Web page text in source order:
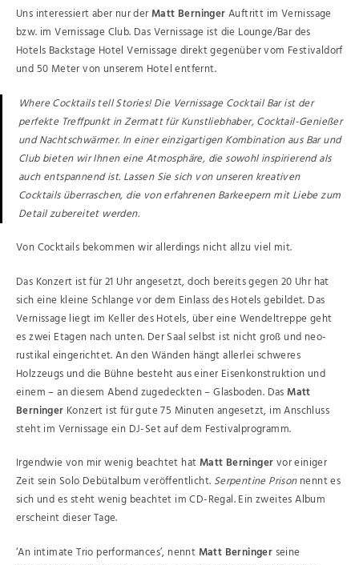
Uns interessiert aber nur derMatt BerningerAuftritt im Vernissage
bzw. im Vernissage Club. Das Vernissage ist die Lounge/Bar des
Hotels Backstage Hotel Vernissage direkt gegenüber vom Festivaldorf
und 50 Meter von unserem Hotel entfernt.
Where Cocktails tell Stories! Die Vernissage Cocktail Bar ist der
perfekte Treffpunkt in Zermatt für Kunstliebhaber, Cocktail-Genießer
und Nachtschwärmer. In einer einzigartigen Kombination aus Bar und
Club bieten wir Ihnen eine Atmosphäre, die sowohl inspirierend als
auch entspannend ist. Lassen Sie sich von unseren kreativen
Cocktails überraschen, die von erfahrenen Barkeepern mit Liebe zum
Detail zubereitet werden.
Von Cocktails bekommen wir allerdings nicht allzu viel mit.
Das Konzert ist für 21 Uhr angesetzt, doch bereits gegen 20 Uhr hat
sich eine kleine Schlange vor dem Einlass des Hotels gebildet. Das
Vernissage liegt im Keller des Hotels, über eine Wendeltreppe geht
es zwei Etagen nach unten. Der Saal selbst ist nicht groß und neo-
rustikal eingerichtet. An den Wänden hängt allerlei schweres
Holzzeugs und die Bühne besteht aus einer Eisenkonstruktion und
einem – an diesem Abend zugedeckten – Glasboden. DasMatt
Berninger Konzert ist für gute 75 Minuten angesetzt, im Anschluss
steht im Vernissage ein DJ-Set auf dem Festivalprogramm.
Irgendwie von mir wenig beachtet hatMatt Berningervor einiger
Zeit sein Solo Debütalbum veröffentlicht. Serpentine Prisonnennt es
sich und es steht wenig beachtet im CD-Regal. Ein zweites Album
erscheint dieser Tage.
‘An intimate Trio performances’, nenntMatt Berningerseine